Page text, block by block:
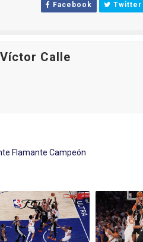
Facebook Twitter
Calle
Flamante Campeón